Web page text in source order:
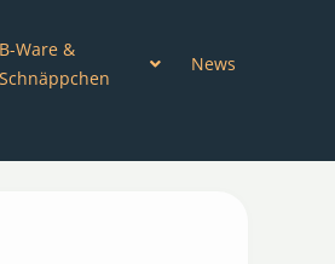
B-Ware &
Schnäppchen
News